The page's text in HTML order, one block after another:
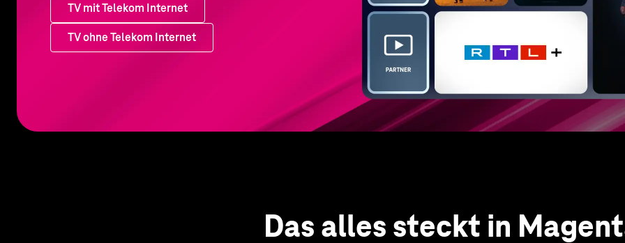
TV mit Telekom Internet
TV ohne Telekom Internet
Das alles steckt in